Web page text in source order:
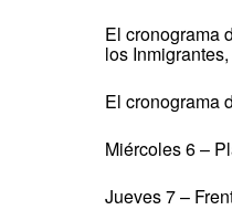
El cronograma
los
El cronograma
Miércoles 6 –
Jueves 7 –